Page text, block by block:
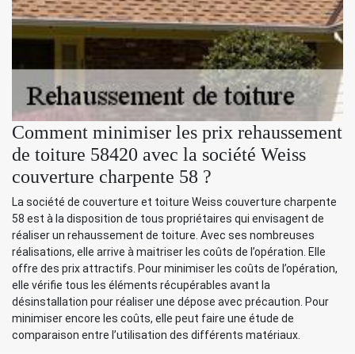
Comment minimiser les prix rehaussement
de toiture 58420 avec la société Weiss
couverture charpente 58 ?
La société de couverture et toiture Weiss couverture charpente
58 est à la disposition de tous propriétaires qui envisagent de
réaliser un rehaussement de toiture. Avec ses nombreuses
réalisations, elle arrive à maitriser les coûts de l’opération. Elle
offre des prix attractifs. Pour minimiser les coûts de l’opération,
elle vérifie tous les éléments récupérables avant la
désinstallation pour réaliser une dépose avec précaution. Pour
minimiser encore les coûts, elle peut faire une étude de
comparaison entre l’utilisation des différents matériaux.